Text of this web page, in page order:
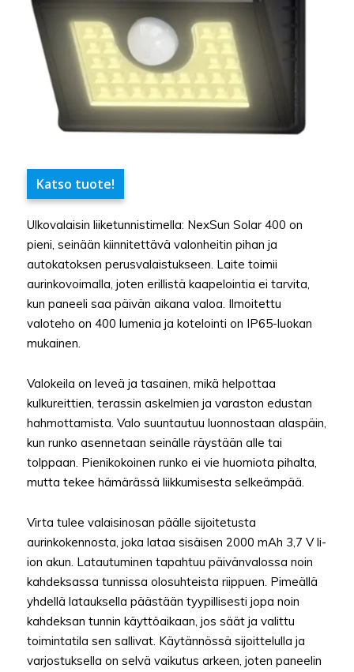
Katso tuote!
Ulkovalaisin liiketunnistimella: NexSun Solar 400 on
pieni, seinään kiinnitettävä valonheitin pihan ja
autokatoksen perusvalaistukseen. Laite toimii
aurinkovoimalla, joten erillistä kaapelointia ei tarvita,
kun paneeli saa päivän aikana valoa. Ilmoitettu
valoteho on 400 lumenia ja kotelointi on IP65-luokan
mukainen.
Valokeila on leveä ja tasainen, mikä helpottaa
kulkureittien, terassin askelmien ja varaston edustan
hahmottamista. Valo suuntautuu luonnostaan alaspäin,
kun runko asennetaan seinälle räystään alle tai
tolppaan. Pienikokoinen runko ei vie huomiota pihalta,
mutta tekee hämärässä liikkumisesta selkeämpää.
Virta tulee valaisinosan päälle sijoitetusta
aurinkokennosta, joka lataa sisäisen 2000 mAh 3,7 V li-
ion akun. Latautuminen tapahtuu päivänvalossa noin
kahdeksassa tunnissa olosuhteista riippuen. Pimeällä
yhdellä latauksella päästään tyypillisesti jopa noin
kahdeksan tunnin käyttöaikaan, jos säät ja valittu
toimintatila sen sallivat. Käytännössä sijoittelulla ja
varjostuksella on selvä vaikutus arkeen, joten paneelin